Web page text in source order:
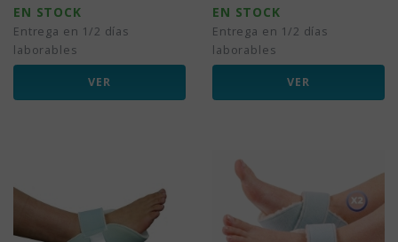
EN STOCK
Entrega en 1/2 días
laborables
VER
EN STOCK
Entrega en 1/2 días
laborables
VER